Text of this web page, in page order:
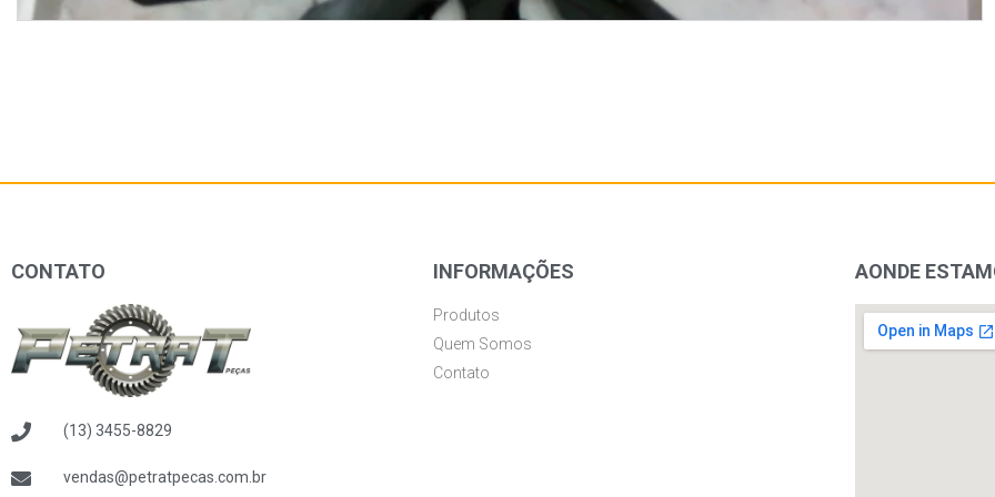
CONTATO
(13) 3455-8829
vendas@petratpecas.com.br
INFORMAÇÕES
Produtos
Quem Somos
Contato
AONDE